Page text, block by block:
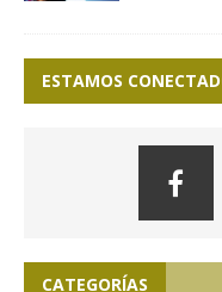
ESTAMOS
CATEGORÍAS